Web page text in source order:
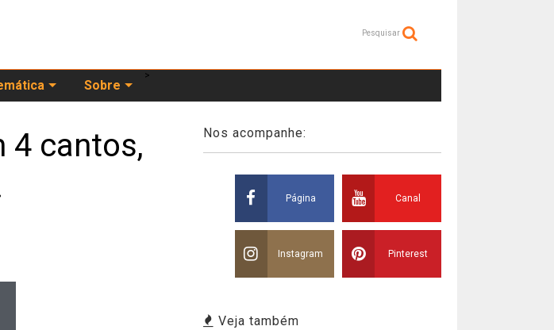
Pesquisar
>
Sobre
4 cantos,
Nos acompanhe:
Página Canal
Instagram Pinterest
Veja também